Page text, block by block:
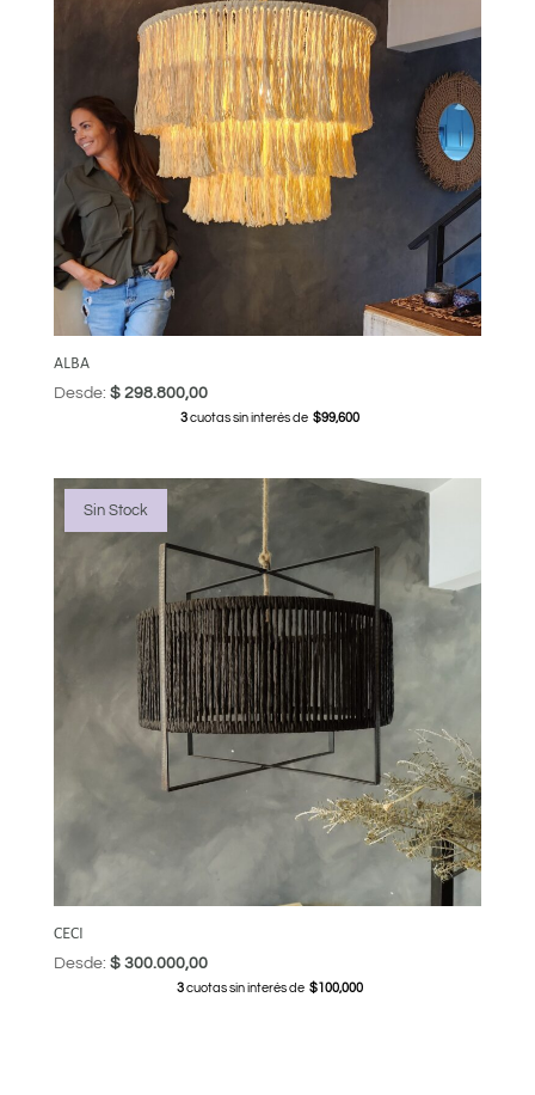
ALBA
Desde: $298.800,00
3cuotas sin interés de $99,600
Sin Stock
CECI
Desde: $300.000,00
3cuotas sin interés de $100,000